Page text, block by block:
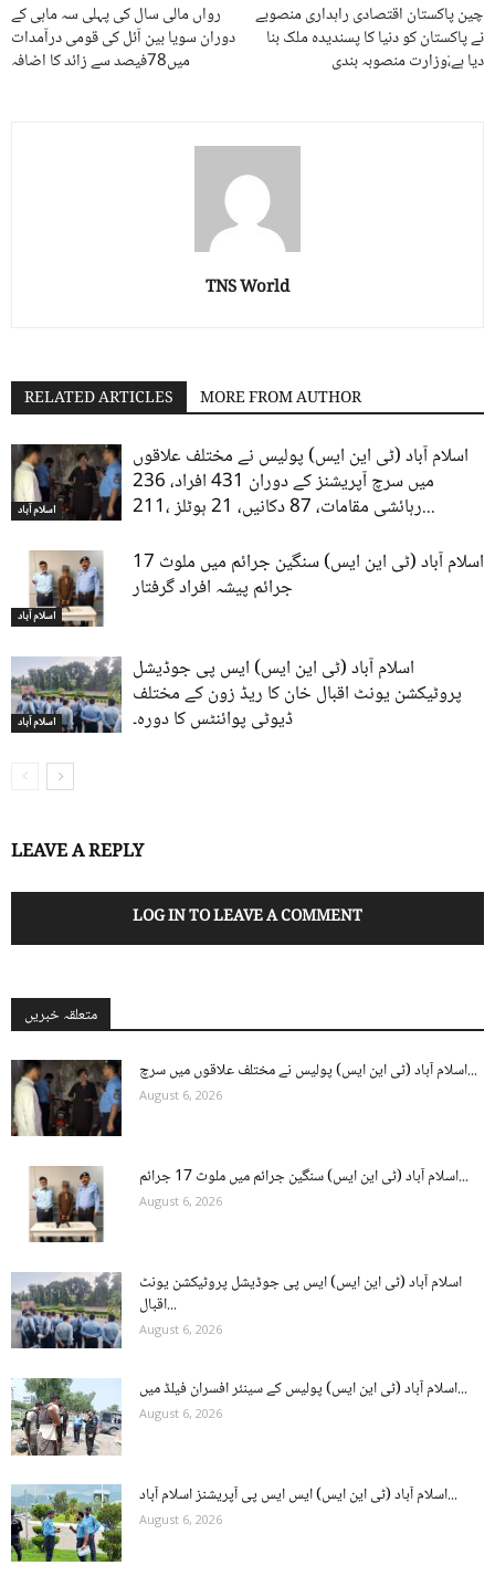
رواں مالی سال کی پہلی سہ ماہی کے
دوران سویا بین آئل کی قومی درآمدات
میں78فیصد سے زائد کا اضافہ
چین پاکستان اقتصادی راہداری منصوبے
نے پاکستان کو دنیا کا پسندیدہ ملک بنا
دیا ہے،ْوزارت منصوبہ بندی
TNS World
RELATED ARTICLES MORE FROM AUTHOR
اسلام آباد
اسلام آباد (ٹی این ایس) پولیس نے مختلف علاقوں
میں سرچ آپریشنز کے دوران 431 افراد، 236
رہائشی مقامات، 87 دکانیں، 21 ہوٹلز ،211...
اسلام آباد
اسلام آباد (ٹی این ایس) سنگین جرائم میں ملوث 17
جرائم پیشہ افراد گرفتار
اسلام آباد
اسلام آباد (ٹی این ایس) ایس پی جوڈیشل
پروٹیکشن یونٹ اقبال خان کا ریڈ زون کے مختلف
ڈیوٹی پوائنٹس کا دورہ۔
LEAVE A REPLY
LOG IN TO LEAVE A COMMENT
متعلقہ خبریں
اسلام آباد (ٹی این ایس) پولیس نے مختلف علاقوں میں سرچ...
August 6, 2026
اسلام آباد (ٹی این ایس) سنگین جرائم میں ملوث 17 جرائم...
August 6, 2026
اسلام آباد (ٹی این ایس) ایس پی جوڈیشل پروٹیکشن یونٹ
اقبال...
August 6, 2026
اسلام آباد (ٹی این ایس) پولیس کے سینئر افسران فیلڈ میں...
August 6, 2026
اسلام آباد (ٹی این ایس) ایس ایس پی آپریشنز اسلام آباد...
August 6, 2026